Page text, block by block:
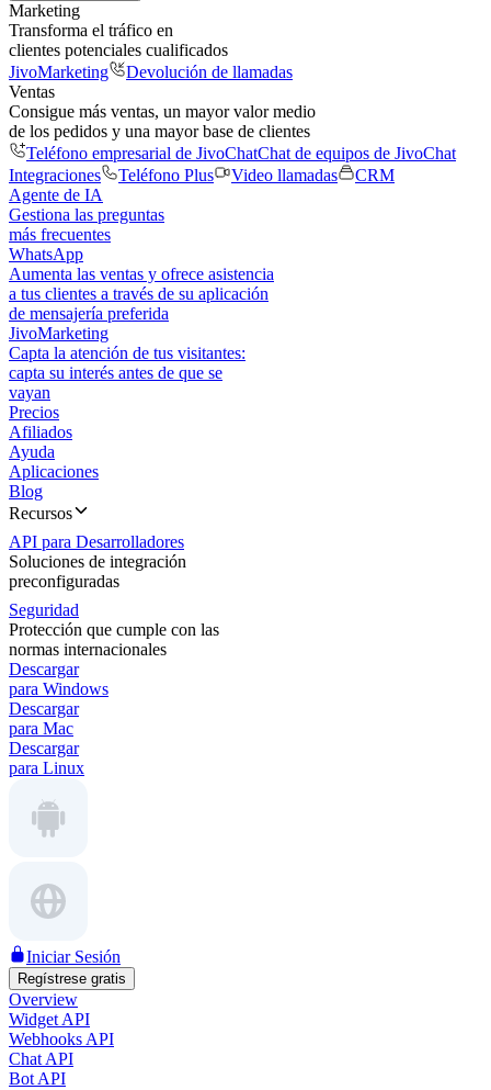
Marketing
Transforma el tráfico en
clientes potenciales cualificados
JivoMarketing
Devolución de llamadas
Ventas
Consigue más ventas, un mayor valor medio
de los pedidos y una mayor base de clientes
Teléfono empresarial de JivoChatChat de equipos de JivoChat
Integraciones
Teléfono Plus Video llamadas
CRM
Agente de IA
Gestiona las preguntas
más frecuentes
WhatsApp
Aumenta las ventas y ofrece asistencia
a tus clientes a través de su aplicación
de mensajería preferida
JivoMarketing
Capta la atención de tus visitantes:
capta su interés antes de que se
vayan
Precios
Afiliados
Ayuda
Aplicaciones
Blog
Recursos
API para Desarrolladores
Soluciones de integración
preconfiguradas
Seguridad
Protección que cumple con las
normas internacionales
Descargar
para Windows
Descargar
para Mac
Descargar
para Linux
Iniciar Sesión
Regístrese gratis
Overview
Widget API
Webhooks API
Chat API
Bot API